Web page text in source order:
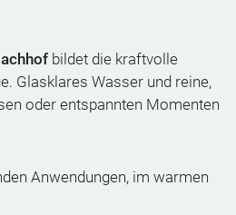
bildet die kraftvolle
Glasklares Wasser und reine,
oder entspannten Momenten
Anwendungen, im warmen